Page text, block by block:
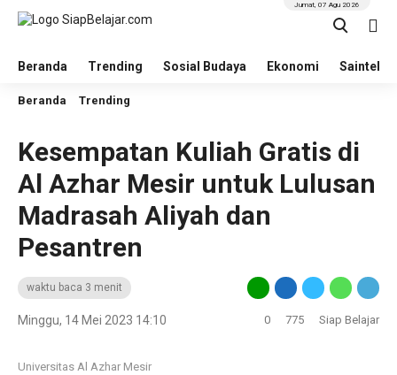
Beranda Trending Sosial Budaya Ekonomi Saintek
Jumat, 07 Agu 2026
Beranda Trending
Kesempatan Kuliah Gratis di
Al Azhar Mesir untuk Lulusan
Madrasah Aliyah dan
Pesantren
waktu baca 3 menit
Minggu, 14 Mei 2023 14:10 0 775 Siap Belajar
Universitas Al Azhar Mesir